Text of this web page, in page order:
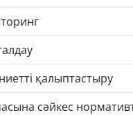
қалыптастыру
сәйкес